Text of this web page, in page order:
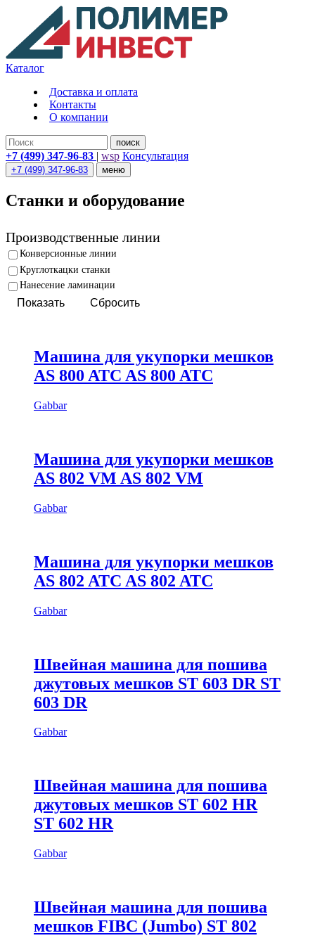
Каталог
Доставка и оплата
Контакты
О компании
поиск
+7 (499) 347-96-83 | wsp Консультация
+7 (499) 347-96-83 меню
Станки и оборудование
Производственные линии
Конверсионные линии
Круглоткацки станки
Нанесение ламинации
Машина для укупорки мешков
AS 800 ATC AS 800 ATC
Gabbar
Машина для укупорки мешков
AS 802 VM AS 802 VM
Gabbar
Машина для укупорки мешков
AS 802 ATC AS 802 ATC
Gabbar
Швейная машина для пошива
джутовых мешков ST 603 DR ST
603 DR
Gabbar
Швейная машина для пошива
джутовых мешков ST 602 HR
ST 602 HR
Gabbar
Швейная машина для пошива
мешков FIBC (Jumbo) ST 802